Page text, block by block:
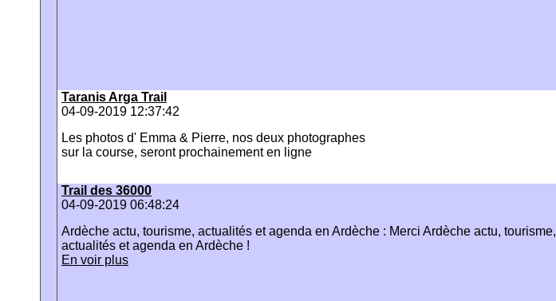
Taranis Arga Trail
04-09-2019 12:37:42
Les photos d' Emma & Pierre, nos deux photographes
sur la course, seront prochainement en ligne
Trail des 36000
04-09-2019 06:48:24
Ardèche actu, tourisme, actualités et agenda en Ardèche : Merci Ardèche actu, tourisme,
actualités et agenda en Ardèche !
En voir plus